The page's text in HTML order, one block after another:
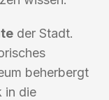
der Stadt.
beherbergt
in die